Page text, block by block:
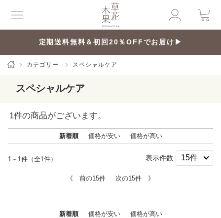
定期送料無料＆初回20％OFFでお届け▶
カテゴリー スペシャルケア
スペシャルケア
1件の商品がございます。
新着順 価格が安い 価格が高い
1～1件（全1件） 表示件数
《 前の15件 次の15件 》
新着順 価格が安い 価格が高い